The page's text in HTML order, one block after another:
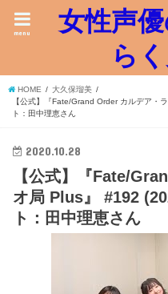
女性声
ら
menu
HOME
大久保瑠美
【公式】『Fate/Grand Order カルデア・
ト：田中理恵さん
2020.10.28
【公式】『Fate/
オ局 Plus』 #192
ト：田中理恵さん